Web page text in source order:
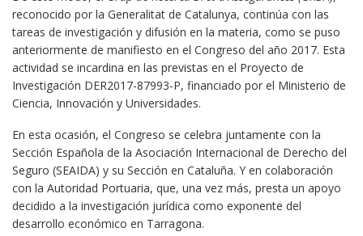
reconocido por la Generalitat de Catalunya, continúa con las
tareas de investigación y difusión en la materia, como se puso
anteriormente de manifiesto en el Congreso del año 2017. Esta
actividad se incardina en las previstas en el Proyecto de
Investigación DER2017-87993-P, financiado por el Ministerio de
Ciencia, Innovación y Universidades.
En esta ocasión, el Congreso se celebra juntamente con la
Sección Española de la Asociación Internacional de Derecho del
Seguro (SEAIDA) y su Sección en Cataluña. Y en colaboración
con la Autoridad Portuaria, que, una vez más, presta un apoyo
decidido a la investigación jurídica como exponente del
desarrollo económico en Tarragona.